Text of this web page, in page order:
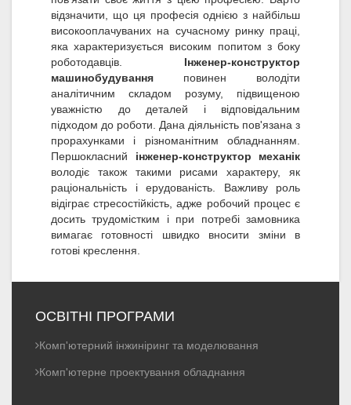
відзначити, що ця професія однією з найбільш
високооплачуваних на сучасному ринку праці,
яка характеризується високим попитом з боку
роботодавців. Інженер-конструктор
машинобудування повинен володіти
аналітичним складом розуму, підвищеною
уважністю до деталей і відповідальним
підходом до роботи. Дана діяльність пов'язана з
прорахунками і різноманітним обладнанням.
Першокласний інженер-конструктор механік
володіє також такими рисами характеру, як
раціональність і ерудованість. Важливу роль
відіграє стресостійкість, адже робочий процес є
досить трудомістким і при потребі замовника
вимагає готовності швидко вносити зміни в
готові креслення.
ОСВІТНІ ПРОГРАМИ
Комп'ютерний інжиніринг та моделювання
Комп'ютерне проектування обладнання